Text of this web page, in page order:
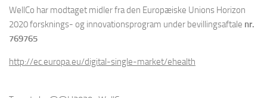
WellCo har modtaget midler fra den Europæiske Unions Horizon
2020 forsknings- og innovationsprogram under bevillingsaftale nr.
769765
http://ec.europa.eu/digital-single-market/ehealth